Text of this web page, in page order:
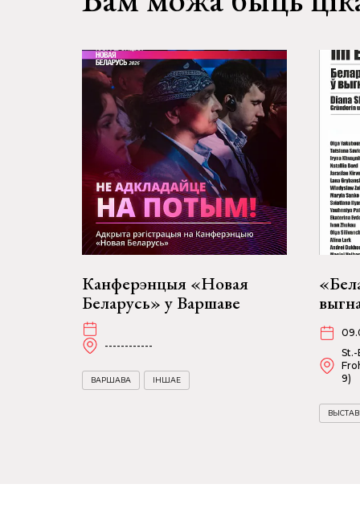
Канферэнцыя «Новая
Беларусь» у Варшаве
------------
ВАРШАВА ІНШАЕ
9)